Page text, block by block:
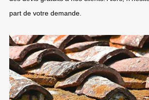
part de votre demande.